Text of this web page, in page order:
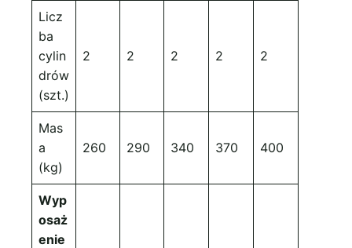
Licz
ba
cylin
drów
(szt.)
2 2 2 2 2
Mas
a
(kg)
260 290 340 370 400
Wyp
osaż
enie